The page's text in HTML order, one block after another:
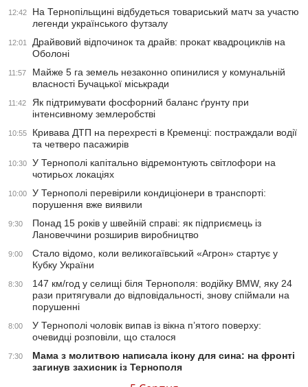
12:42
На Тернопільщині відбудеться товариський матч за участю
легенди українського футзалу
12:01
Драйвовий відпочинок та драйв: прокат квадроциклів на
Оболоні
11:57
Майже 5 га земель незаконно опинилися у комунальній
власності Бучацької міськради
11:42
Як підтримувати фосфорний баланс ґрунту при
інтенсивному землеробстві
10:55
Кривава ДТП на перехресті в Кременці: постраждали водії
та четверо пасажирів
10:30
У Тернополі капітально відремонтують світлофори на
чотирьох локаціях
10:00
У Тернополі перевірили кондиціонери в транспорті:
порушення вже виявили
9:30
Понад 15 років у швейній справі: як підприємець із
Лановеччини розширив виробництво
9:00
Стало відомо, коли великогаївський «Агрон» стартує у
Кубку України
8:30
147 км/год у селищі біля Тернополя: водійку BMW, яку 24
рази притягували до відповідальності, знову спіймали на
порушенні
8:00
У Тернополі чоловік випав із вікна п’ятого поверху:
очевидці розповіли, що сталося
7:30
Мама з молитвою написала ікону для сина: на фронті
загинув захисник із Тернополя